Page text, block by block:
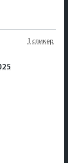
1 спикер